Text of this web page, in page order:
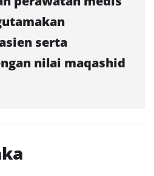
serta
nilai maqashid